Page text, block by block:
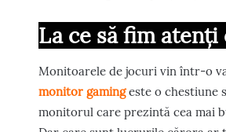
La ce să fim
Monitoarele de jocuri vin într-o
monitor gamingeste o chestiune
monitorul care prezintă cea mai